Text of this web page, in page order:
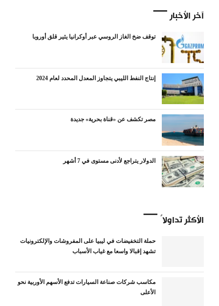
آخر الأخبار
توقف ضخ الغاز الروسي عبر أوكرانيا يثير قلق أوروبا
إنتاج النفط الليبي يتجاوز المعدل المحدد لعام 2024
مصر تكشف عن «قناة بحرية» جديدة
الدولار يتراجع لأدنى مستوى في 7 أشهر
الأكثر تداولاً
حملة التخفيضات في ليبيا على المفروشات والإلكترونيات
تشهد إقبالا واسعا مع غياب الأسباب
مكاسب شركات صناعة السيارات تدفع الأسهم الأوربية نحو
الأعلى